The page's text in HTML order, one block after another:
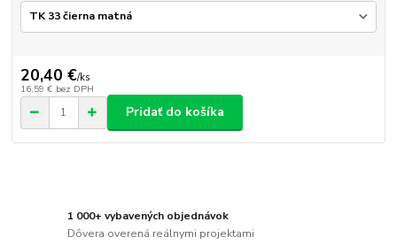
20,40 €/ks
16,59 € bez DPH
Pridať do košíka
1 000+ vybavených objednávok
Dôvera overená reálnymi projektami